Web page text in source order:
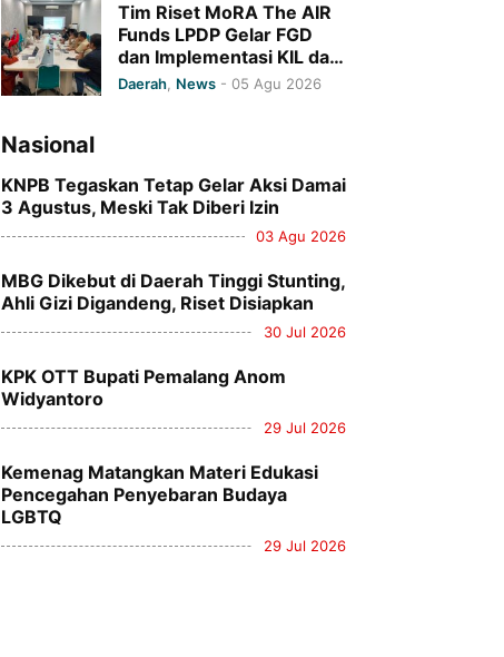
Tim Riset MoRA The AIR
Funds LPDP Gelar FGD
dan Implementasi KIL dan
Penandatanganan
Daerah News - 05 Agu 2026
Nasional
KNPB Tegaskan Tetap Gelar Aksi Damai
3 Agustus, Meski Tak Diberi Izin
03 Agu 2026
MBG Dikebut di Daerah Tinggi Stunting,
Ahli Gizi Digandeng, Riset Disiapkan
30 Jul 2026
KPK OTT Bupati Pemalang Anom
Widyantoro
29 Jul 2026
Kemenag Matangkan Materi Edukasi
Pencegahan Penyebaran Budaya
LGBTQ
29 Jul 2026